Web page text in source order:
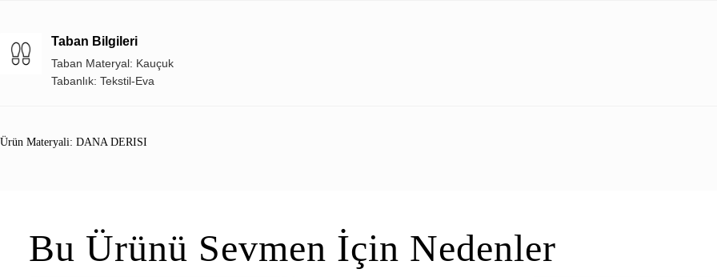
Taban Bilgileri
Taban Materyal: Kauçuk
Tabanlık: Tekstil-Eva
Ürün Materyali: DANA DERISI
Bu Ürünü Sevmen İçin Nedenler